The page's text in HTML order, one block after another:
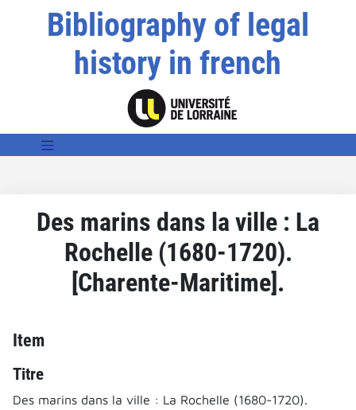
Bibliography of legal
history in french
Des marins dans la ville : La
Rochelle (1680-1720).
[Charente-Maritime].
Item
Titre
Des marins dans la ville : La Rochelle (1680-1720).